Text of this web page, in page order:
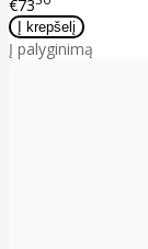
€73
Į palyginimą